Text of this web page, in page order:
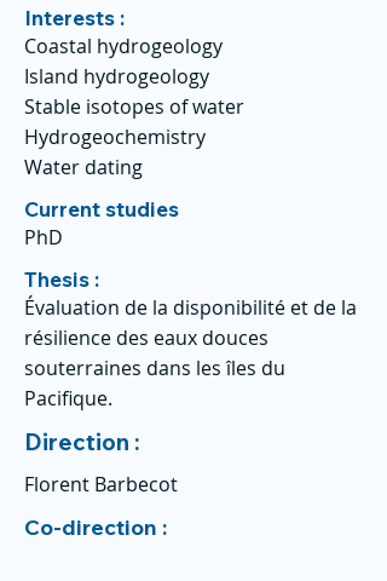
Interests :
Coastal hydrogeology
Island hydrogeology
Stable isotopes of water
Hydrogeochemistry
Water dating
Current studies
PhD
Thesis :
Évaluation de la disponibilité et de la
résilience des eaux douces
souterraines dans les îles du
Pacifique.
Direction :
Florent Barbecot
Co-direction :